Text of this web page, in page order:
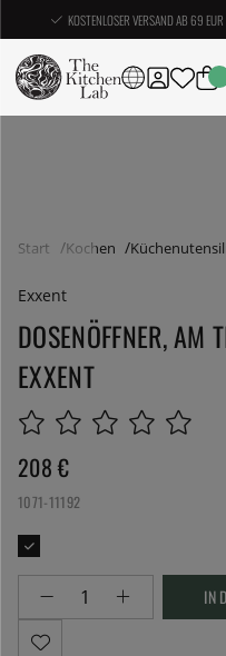
KOSTENLOSER VERSAND AB 69 EUR
Start Kochen
Exxent
DOSENÖFFNER, AM
EXXENT
208 €
1071-11192
IN